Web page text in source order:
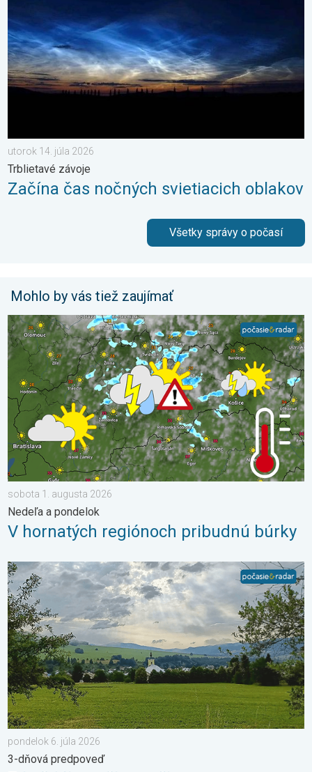
utorok 14. júla 2026
Trblietavé závoje
Začína čas nočných svietiacich oblakov
Všetky správy o počasí
Mohlo by vás tiež zaujímať
V hornatých regiónoch pribudnú búrky. Nedeľa a pondelok. . .
sobota 1. augusta 2026
Nedeľa a pondelok
V hornatých regiónoch pribudnú búrky
Z každého rožku trošku. 3-dňová predpoveď. . . pondelok 6.
pondelok 6. júla 2026
3-dňová predpoveď